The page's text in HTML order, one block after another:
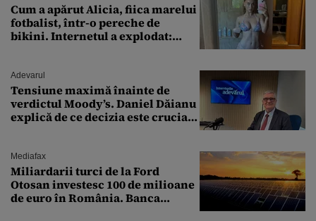
Cum a apărut Alicia, fiica marelui
fotbalist, într-o pereche de
bikini. Internetul a explodat:
Adevarul
Tensiune maximă înainte de
verdictul Moody’s. Daniel Dăianu
explică de ce decizia este crucială
Mediafax
Miliardarii turci de la Ford
Otosan investesc 100 de milioane
de euro în România. Banca